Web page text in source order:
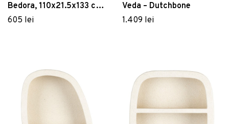
Bedora, 110x21.5x133 cm,
PAL, stejar/alb
605 lei
Veda – Dutchbone
1.409 lei